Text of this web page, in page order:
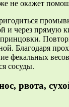
не окажет
и через прямую
Благодаря
фекальных
сосуды.
рвота,